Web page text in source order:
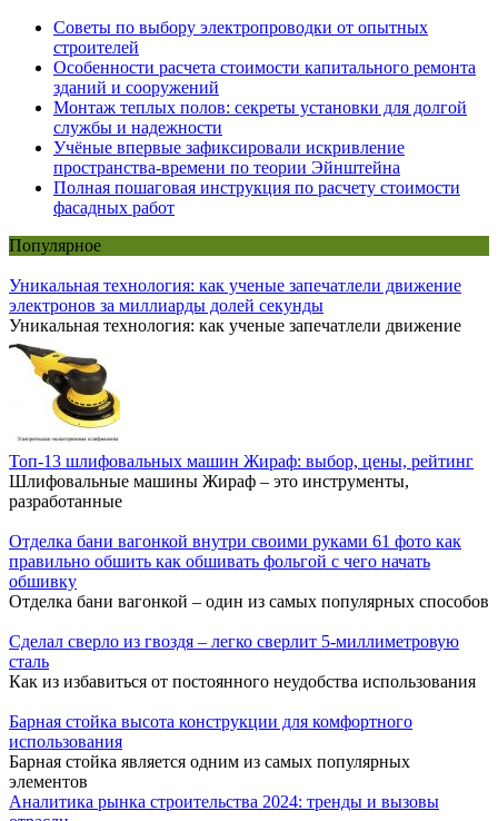
Советы по выбору электропроводки от опытных
строителей
Особенности расчета стоимости капитального ремонта
зданий и сооружений
Монтаж теплых полов: секреты установки для долгой
службы и надежности
Учёные впервые зафиксировали искривление
пространства-времени по теории Эйнштейна
Полная пошаговая инструкция по расчету стоимости
фасадных работ
Популярное
Уникальная технология: как ученые запечатлели движение
электронов за миллиарды долей секунды
Уникальная технология: как ученые запечатлели движение
Топ-13 шлифовальных машин Жираф: выбор, цены, рейтинг
Шлифовальные машины Жираф – это инструменты,
разработанные
Отделка бани вагонкой внутри своими руками 61 фото как
правильно обшить как обшивать фольгой с чего начать
обшивку
Отделка бани вагонкой – один из самых популярных способов
Сделал сверло из гвоздя – легко сверлит 5-миллиметровую
сталь
Как из избавиться от постоянного неудобства использования
Барная стойка высота конструкции для комфортного
использования
Барная стойка является одним из самых популярных
элементов
Аналитика рынка строительства 2024: тренды и вызовы